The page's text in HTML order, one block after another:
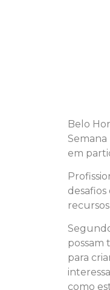
Belo
Semana
em
possam
para
como